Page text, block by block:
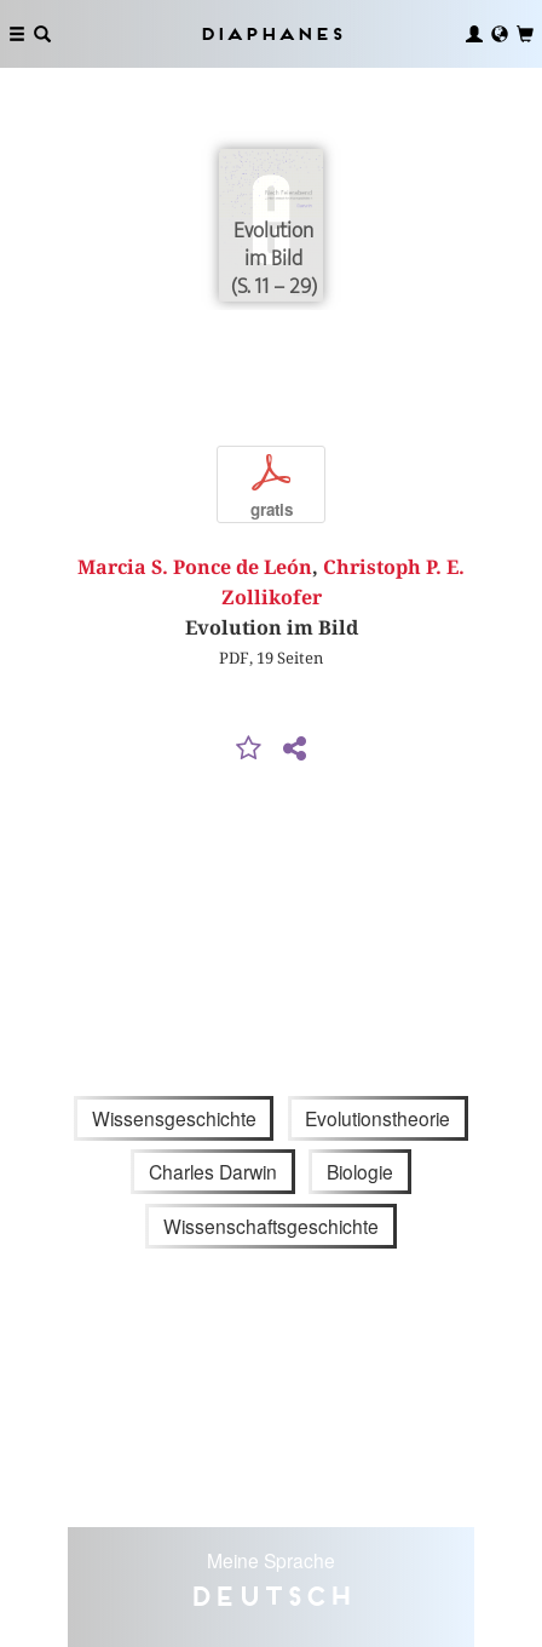
Diaphanes
Evolution
im Bild
(S. 11 – 29)
p
gratis
Marcia S. Ponce de León, Christoph P. E.
Zollikofer
Evolution im Bild
PDF, 19 Seiten
Wissensgeschichte Evolutionstheorie
Charles Darwin Biologie
Wissenschaftsgeschichte
Meine Sprache
Deutsch